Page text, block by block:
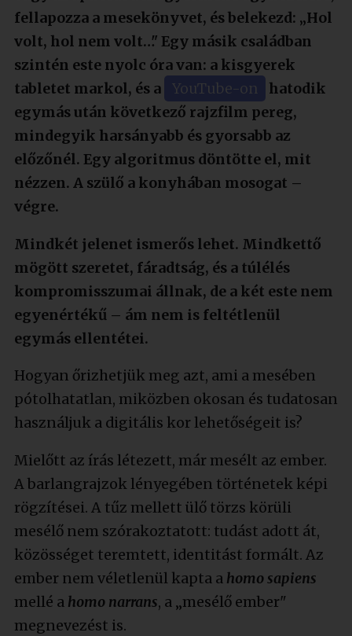
fellapozza a mesekönyvet, és belekezd: „Hol
volt, hol nem volt…" Egy másik családban
szintén este nyolc óra van: a kisgyerek
tabletet markol, és a
YouTube-on
hatodik
egymás után következő rajzfilm pereg,
mindegyik harsányabb és gyorsabb az
előzőnél. Egy algoritmus döntötte el, mit
nézzen. A szülő a konyhában mosogat –
végre.
Mindkét jelenet ismerős lehet. Mindkettő
mögött szeretet, fáradtság, és a túlélés
kompromisszumai állnak, de a két este nem
egyenértékű – ám nem is feltétlenül
egymás ellentétei.
Hogyan őrizhetjük meg azt, ami a mesében
pótolhatatlan, miközben okosan és tudatosan
használjuk a digitális kor lehetőségeit is?
Mielőtt az írás létezett, már mesélt az ember.
A barlangrajzok lényegében történetek képi
rögzítései. A tűz mellett ülő törzs körüli
mesélő nem szórakoztatott: tudást adott át,
közösséget teremtett, identitást formált. Az
ember nem véletlenül kapta a homo sapiens
mellé a homo narrans, a „mesélő ember"
megnevezést is.